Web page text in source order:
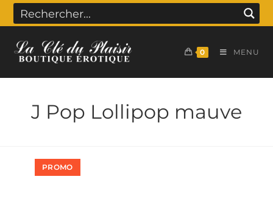
0 MENU
J Pop Lollipop mauve
PROMO